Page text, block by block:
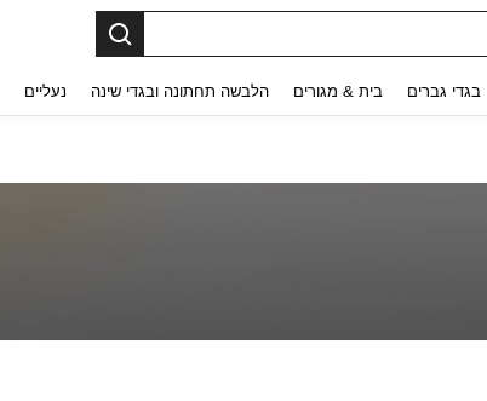
בגדי גברים בית & מגורים הלבשה תחתונה ובגדי שינה נעליים